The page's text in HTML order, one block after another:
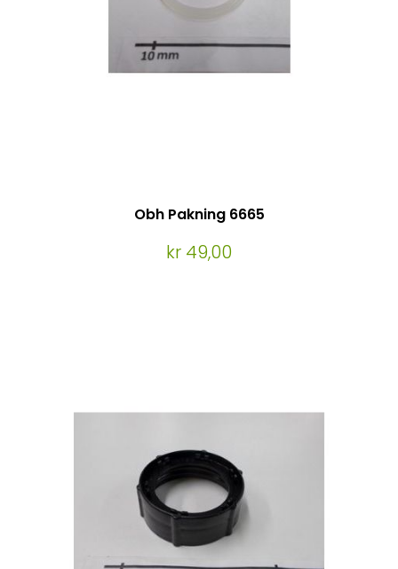
Obh Pakning 6665
kr 49,00